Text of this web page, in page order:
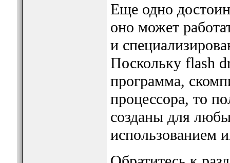
Еще одно
оно может
и
Поскольку flash
программа,
процессора, то
созданы для
использованием